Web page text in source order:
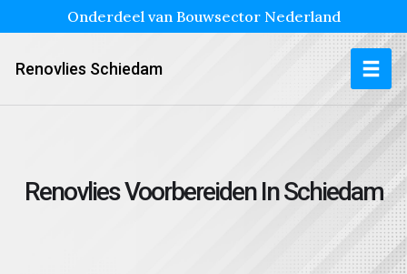
Onderdeel van Bouwsector Nederland
Renovlies Schiedam
Renovlies Voorbereiden In Schiedam